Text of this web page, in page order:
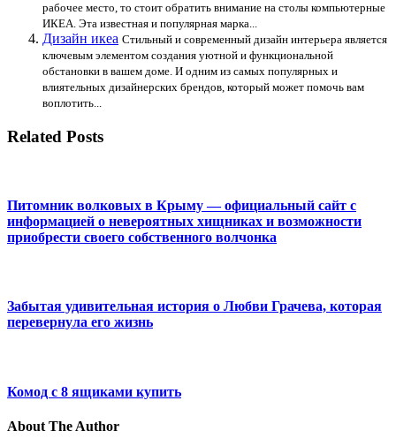
рабочее место, то стоит обратить внимание на столы компьютерные
ИКЕА. Эта известная и популярная марка...
Дизайн икеа Стильный и современный дизайн интерьера является
ключевым элементом создания уютной и функциональной
обстановки в вашем доме. И одним из самых популярных и
влиятельных дизайнерских брендов, который может помочь вам
воплотить...
Related Posts
Питомник волковых в Крыму — официальный сайт с
информацией о невероятных хищниках и возможности
приобрести своего собственного волчонка
Забытая удивительная история о Любви Грачева, которая
перевернула его жизнь
Комод с 8 ящиками купить
About The Author